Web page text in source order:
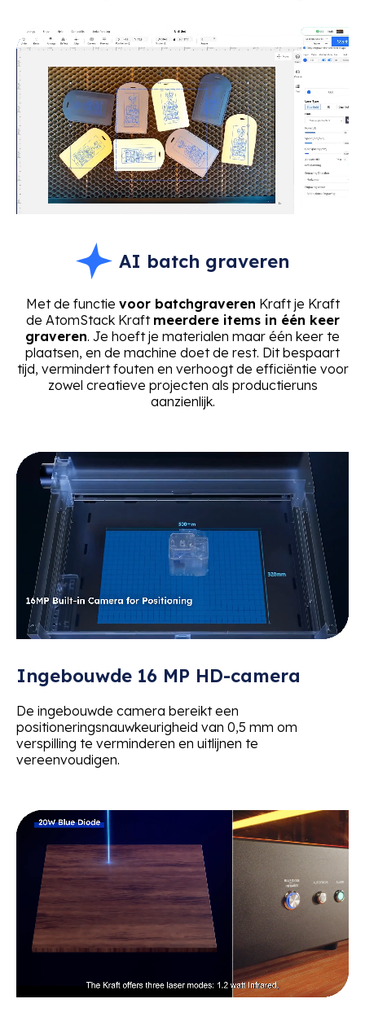
AI batch graveren
Met de functie voor batchgraveren Kraft je Kraft
de AtomStack Kraft meerdere items in één keer
graveren. Je hoeft je materialen maar één keer te
plaatsen, en de machine doet de rest. Dit bespaart
tijd, vermindert fouten en verhoogt de efficiëntie voor
zowel creatieve projecten als productieruns
aanzienlijk.
Ingebouwde 16 MP HD-camera
De ingebouwde camera bereikt een
positioneringsnauwkeurigheid van 0,5 mm om
verspilling te verminderen en uitlijnen te
vereenvoudigen.